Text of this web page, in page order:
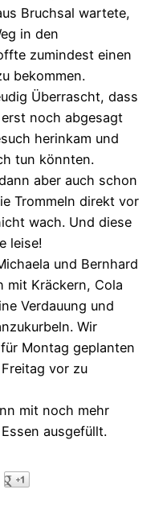
Bruchsal wartete,
in den
zumindest einen
bekommen.
Überrascht, dass
noch abgesagt
herinkam und
tun könnten.
aber auch schon
Trommeln direkt vor
wach. Und diese
leise!
und Bernhard
mit Kräckern, Cola
Verdauung und
Wir
Montag geplanten
vor zu
mit noch mehr
ausgefüllt.